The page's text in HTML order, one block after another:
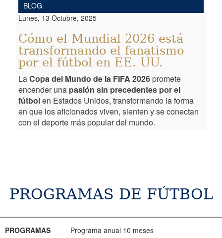
BLOG
Lunes, 13 Octubre, 2025
Cómo el Mundial 2026 está
transformando el fanatismo
por el fútbol en EE. UU.
LaCopa del Mundo de la FIFA 2026promete
encender una pasión sin precedentes por el
fútbolen Estados Unidos, transformando la forma
en que los aficionados viven, sienten y se conectan
con el deporte más popular del mundo.
PROGRAMAS DE FÚTBOL
PROGRAMAS
EDAD
FECHA
INFORMACIÓN
RESERVA
PROGRAMAS
Programa anual 10 meses